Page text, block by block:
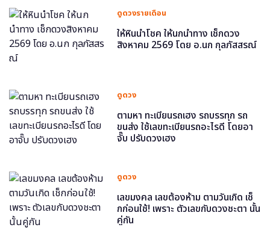
ดูดวงรายเดือน
ให้หินนำโชค ให้นกนำทาง เช็กดวง
สิงหาคม 2569 โดย อ.นก กุลภัสสรณ์
ดูดวง
ตามหา ทะเบียนรถเฮง รถบรรทุก รถ
ขนส่ง ใช้เลขทะเบียนรถอะไรดี โดยอา
จั๊บ ปรับดวงเฮง
ดูดวง
เลขมงคล เลขต้องห้าม ตามวันเกิด เช็
กก่อนใช้! เพราะ ตัวเลขกับดวงชะตา นั้น
คู่กัน